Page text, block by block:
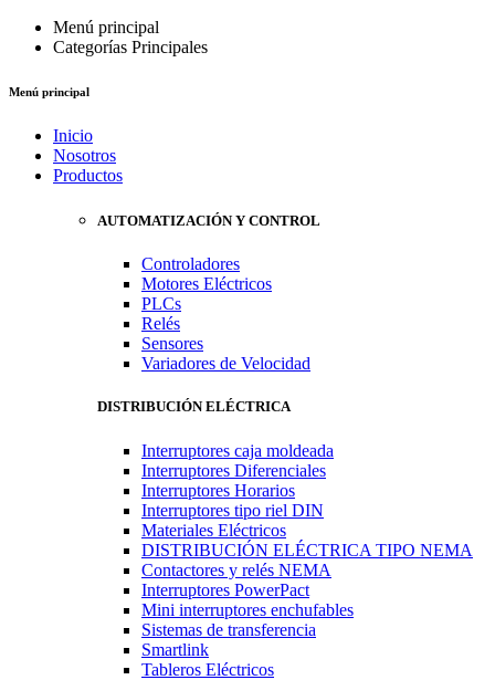
Menú principal
Categorías Principales
Menú principal
Inicio
Nosotros
Productos
AUTOMATIZACIÓN Y CONTROL
Controladores
Motores Eléctricos
PLCs
Relés
Sensores
Variadores de Velocidad
DISTRIBUCIÓN ELÉCTRICA
Interruptores caja moldeada
Interruptores Diferenciales
Interruptores Horarios
Interruptores tipo riel DIN
Materiales Eléctricos
DISTRIBUCIÓN ELÉCTRICA TIPO NEMA
Contactores y relés NEMA
Interruptores PowerPact
Mini interruptores enchufables
Sistemas de transferencia
Smartlink
Tableros Eléctricos